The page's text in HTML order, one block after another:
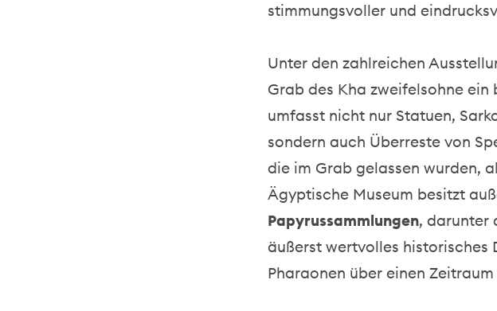
stimmungsvoller und
Unter den zahlreichen
Grab des Kha zweifelsohne
umfasst nicht nur Statuen,
sondern auch Überreste von
die im Grab gelassen wurden,
Ägyptische Museum besitzt
Papyrussammlungen, darunter
äußerst wertvolles historisches
Pharaonen über einen